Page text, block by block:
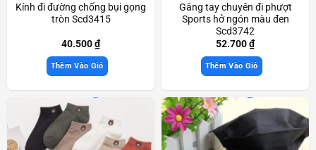
Kính đi đường chống bụi gọng
tròn Scd3415
40.500₫
Thêm Vào Giỏ
Găng tay chuyên đi phượt
Sports hở ngón màu đen
Scd3742
52.700₫
Thêm Vào Giỏ